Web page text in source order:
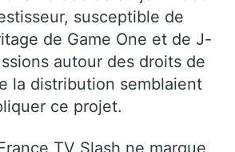
susceptible de
de Game One et de J-
autour des droits de
la distribution semblaient
ce projet.
TV Slash ne marque